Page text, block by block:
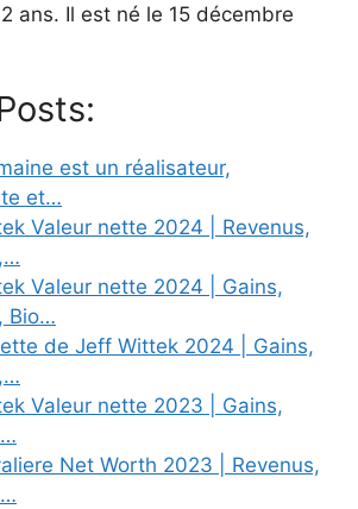
ans. Il est né le 15 décembre
est un réalisateur,
et…
Valeur nette 2024 | Revenus,
Valeur nette 2024 | Gains,
Bio…
de Jeff Wittek 2024 | Gains,
Valeur nette 2023 | Gains,
Net Worth 2023 | Revenus,